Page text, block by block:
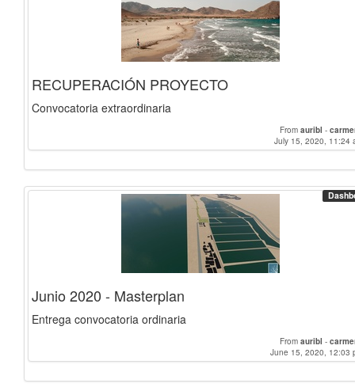
RECUPERACIÓN PROYECTO
Convocatoria extraordinaria
From auribl -
July 15, 2020, 11:24
Junio 2020 - Masterplan
Entrega convocatoria ordinaria
From auribl -
June 15, 2020, 12:03